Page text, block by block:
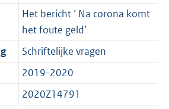
Het bericht ‘ Na corona komt
het foute geld’
Schriftelijke vragen
2019-2020
2020Z14791